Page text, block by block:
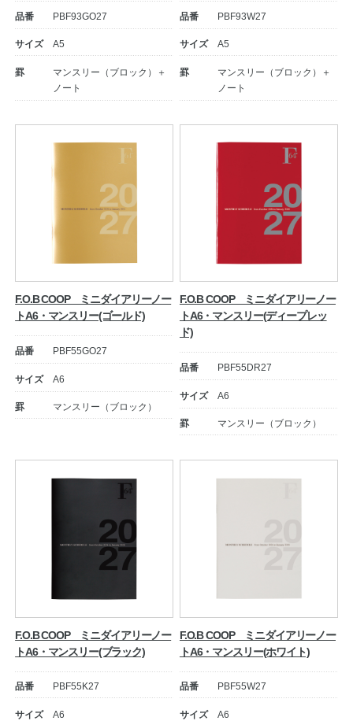
品番 PBF93GO27
サイズ A5
罫
マンスリー（ブロック）＋
ノート
品番 PBF93W27
サイズ A5
罫
マンスリー（ブロック）＋
ノート
F.O.B COOP ミニダイアリーノー
トA6・マンスリー(ゴールド)
品番 PBF55GO27
サイズ A6
罫 マンスリー（ブロック）
F.O.B COOP ミニダイアリーノー
トA6・マンスリー(ディープレッ
ド)
品番 PBF55DR27
サイズ A6
罫 マンスリー（ブロック）
F.O.B COOP ミニダイアリーノー
トA6・マンスリー(ブラック)
品番 PBF55K27
サイズ A6
F.O.B COOP ミニダイアリーノー
トA6・マンスリー(ホワイト)
品番 PBF55W27
サイズ A6